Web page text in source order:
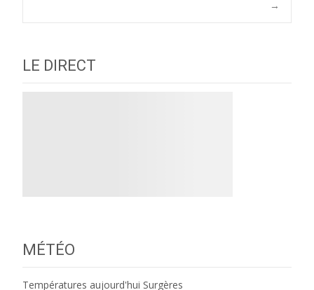
navigation
→
LE DIRECT
MÉTÉO
Températures aujourd'hui Surgères